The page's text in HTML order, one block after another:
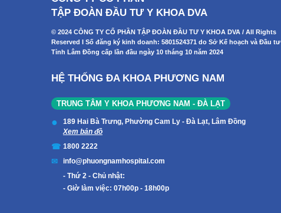
TẬP ĐOÀN ĐẦU TƯ Y KHOA DVA
© 2024 CÔNG TY CỔ PHẦN TẬP ĐOÀN ĐẦU TƯ Y KHOA DVA / All Rights
Reserved I Số đăng ký kinh doanh: 5801524371 do Sở Kế hoạch và Đầu tư
Tỉnh Lâm Đồng cấp lần đầu ngày 10 tháng 10 năm 2024
HỆ THỐNG ĐA KHOA PHƯƠNG NAM
TRUNG TÂM Y KHOA PHƯƠNG NAM - ĐÀ LẠT
189 Hai Bà Trưng, Phường Cam Ly - Đà Lạt, Lâm Đồng
Xem bản đồ
1800 2222
info@phuongnamhospital.com
Thứ 2 - Chủ nhật:
Giờ làm việc: 07h00p - 18h00p